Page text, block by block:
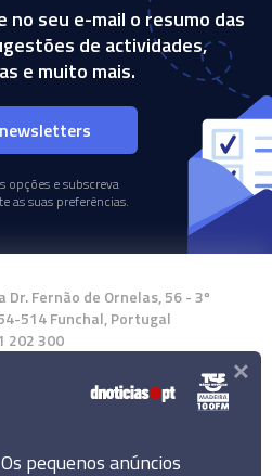
seu e-mail o resumo das
de actividades,
e muito mais.
opções e subscreva
as suas preferências.
Dr. Fernão de Ornelas, 56 - 3º
514 Funchal, Portugal
202 300
a nossa App
Os pequenos anúncios
×